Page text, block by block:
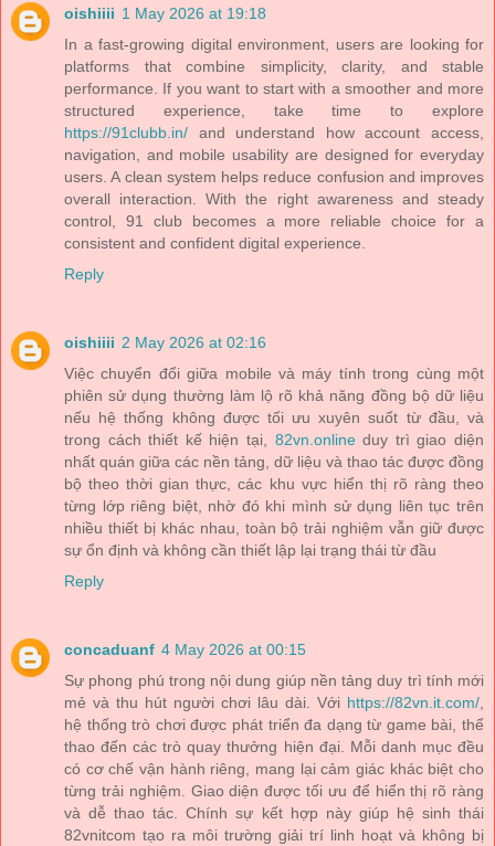
oishiiii 1 May 2026 at 19:18
In a fast-growing digital environment, users are looking for
platforms that combine simplicity, clarity, and stable
performance. If you want to start with a smoother and more
structured experience, take time to explore
https://91clubb.in/ and understand how account access,
navigation, and mobile usability are designed for everyday
users. A clean system helps reduce confusion and improves
overall interaction. With the right awareness and steady
control, 91 club becomes a more reliable choice for a
consistent and confident digital experience.
Reply
oishiiii 2 May 2026 at 02:16
Việc chuyển đổi giữa mobile và máy tính trong cùng một
phiên sử dụng thường làm lộ rõ khả năng đồng bộ dữ liệu
nếu hệ thống không được tối ưu xuyên suốt từ đầu, và
trong cách thiết kế hiện tại, 82vn.onlineduy trì giao diện
nhất quán giữa các nền tảng, dữ liệu và thao tác được đồng
bộ theo thời gian thực, các khu vực hiển thị rõ ràng theo
từng lớp riêng biệt, nhờ đó khi mình sử dụng liên tục trên
nhiều thiết bị khác nhau, toàn bộ trải nghiệm vẫn giữ được
sự ổn định và không cần thiết lập lại trạng thái từ đầu
Reply
concaduanf 4 May 2026 at 00:15
Sự phong phú trong nội dung giúp nền tảng duy trì tính mới
mẻ và thu hút người chơi lâu dài. Với https://82vn.it.com/,
hệ thống trò chơi được phát triển đa dạng từ game bài, thể
thao đến các trò quay thưởng hiện đại. Mỗi danh mục đều
có cơ chế vận hành riêng, mang lại cảm giác khác biệt cho
từng trải nghiệm. Giao diện được tối ưu để hiển thị rõ ràng
và dễ thao tác. Chính sự kết hợp này giúp hệ sinh thái
82vnitcom tạo ra môi trường giải trí linh hoạt và không bị